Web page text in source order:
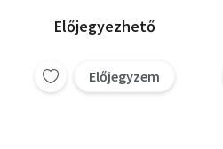
Előjegyezhető
Előjegyzem